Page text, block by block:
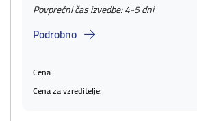
Povprečni čas izvedbe: 4-5 dni
Podrobno
Cena:
Cena za vzreditelje: